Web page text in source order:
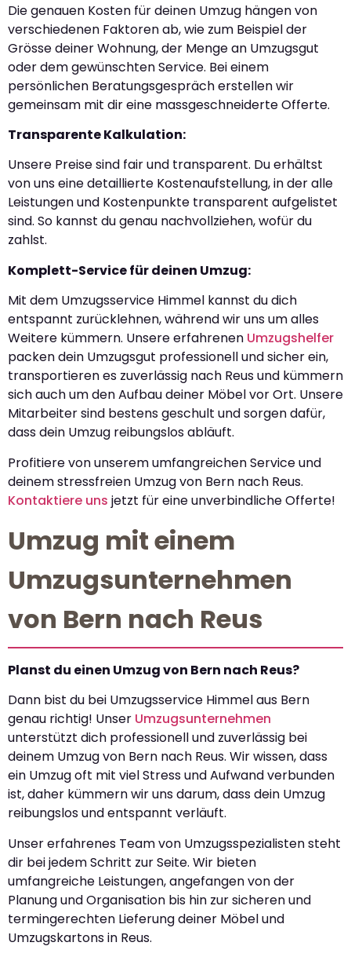
Die genauen Kosten für deinen Umzug hängen von
verschiedenen Faktoren ab, wie zum Beispiel der
Grösse deiner Wohnung, der Menge an Umzugsgut
oder dem gewünschten Service. Bei einem
persönlichen Beratungsgespräch erstellen wir
gemeinsam mit dir eine massgeschneiderte Offerte.
Transparente Kalkulation:
Unsere Preise sind fair und transparent. Du erhältst
von uns eine detaillierte Kostenaufstellung, in der alle
Leistungen und Kostenpunkte transparent aufgelistet
sind. So kannst du genau nachvollziehen, wofür du
zahlst.
Komplett-Service für deinen Umzug:
Mit dem Umzugsservice Himmel kannst du dich
entspannt zurücklehnen, während wir uns um alles
Weitere kümmern. Unsere erfahrenen Umzugshelfer
packen dein Umzugsgut professionell und sicher ein,
transportieren es zuverlässig nach Reus und kümmern
sich auch um den Aufbau deiner Möbel vor Ort. Unsere
Mitarbeiter sind bestens geschult und sorgen dafür,
dass dein Umzug reibungslos abläuft.
Profitiere von unserem umfangreichen Service und
deinem stressfreien Umzug von Bern nach Reus.
Kontaktiere uns jetzt für eine unverbindliche Offerte!
Umzug mit einem
Umzugsunternehmen
von Bern nach Reus
Planst du einen Umzug von Bern nach Reus?
Dann bist du bei Umzugsservice Himmel aus Bern
genau richtig! Unser Umzugsunternehmen
unterstützt dich professionell und zuverlässig bei
deinem Umzug von Bern nach Reus. Wir wissen, dass
ein Umzug oft mit viel Stress und Aufwand verbunden
ist, daher kümmern wir uns darum, dass dein Umzug
reibungslos und entspannt verläuft.
Unser erfahrenes Team von Umzugsspezialisten steht
dir bei jedem Schritt zur Seite. Wir bieten
umfangreiche Leistungen, angefangen von der
Planung und Organisation bis hin zur sicheren und
termingerechten Lieferung deiner Möbel und
Umzugskartons in Reus.